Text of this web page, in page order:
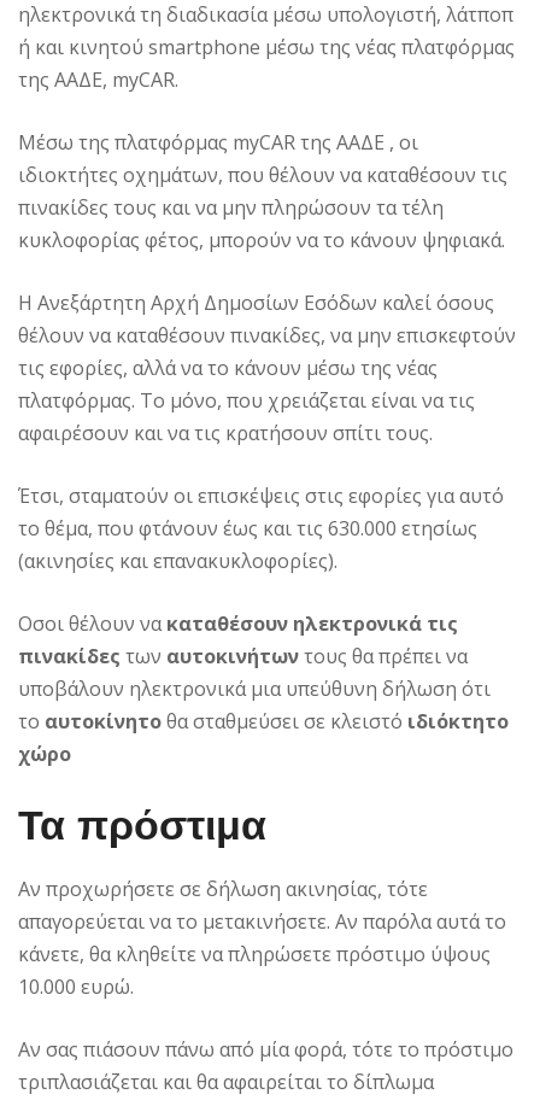
ηλεκτρονικά τη διαδικασία μέσω υπολογιστή, λάτποπ
ή και κινητού smartphone μέσω της νέας πλατφόρμας
της ΑΑΔΕ, myCAR.
Mέσω της πλατφόρμας myCAR της ΑΑΔΕ , οι
ιδιοκτήτες οχημάτων, που θέλουν να καταθέσουν τις
πινακίδες τους και να μην πληρώσουν τα τέλη
κυκλοφορίας φέτος, μπορούν να το κάνουν ψηφιακά.
Η Ανεξάρτητη Αρχή Δημοσίων Εσόδων καλεί όσους
θέλουν να καταθέσουν πινακίδες, να μην επισκεφτούν
τις εφορίες, αλλά να το κάνουν μέσω της νέας
πλατφόρμας. Το μόνο, που χρειάζεται είναι να τις
αφαιρέσουν και να τις κρατήσουν σπίτι τους.
Έτσι, σταματούν οι επισκέψεις στις εφορίες για αυτό
το θέμα, που φτάνουν έως και τις 630.000 ετησίως
(ακινησίες και επανακυκλοφορίες).
Oσοι θέλουν νακαταθέσουν ηλεκτρονικά τις
πινακίδες των αυτοκινήτωντους θα πρέπει να
υποβάλουν ηλεκτρονικά μια υπεύθυνη δήλωση ότι
το αυτοκίνητοθα σταθμεύσει σε κλειστό ιδιόκτητο
χώρο
Τα πρόστιμα
Αν προχωρήσετε σε δήλωση ακινησίας, τότε
απαγορεύεται να το μετακινήσετε. Αν παρόλα αυτά το
κάνετε, θα κληθείτε να πληρώσετε πρόστιμο ύψους
10.000 ευρώ.
Αν σας πιάσουν πάνω από μία φορά, τότε το πρόστιμο
τριπλασιάζεται και θα αφαιρείται το δίπλωμα